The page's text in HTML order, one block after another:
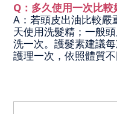
Q：多久使用一次比較
A：若頭皮出油比較嚴
天使用洗髮精；一般
洗一次。護髮素建議
護理一次，依照體質